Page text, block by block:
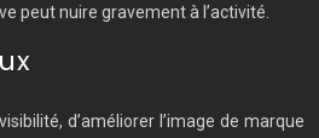
peut nuire gravement à l’activité.
d’améliorer l’image de marque